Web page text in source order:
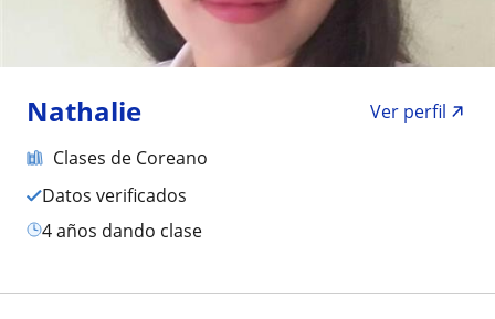
Nathalie
Ver perfil
Clases de Coreano
Datos verificados
4 años dando clase